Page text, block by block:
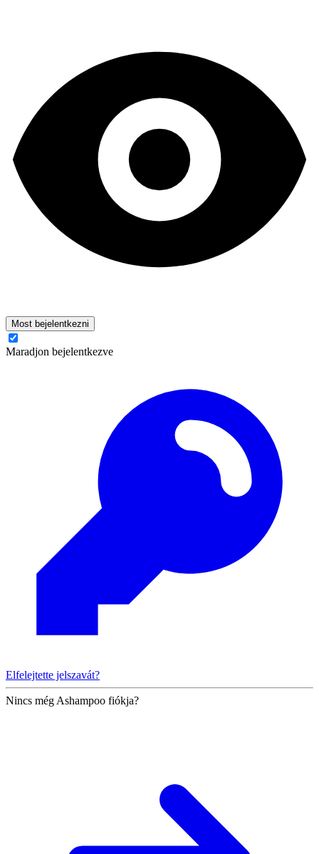
Most bejelentkezni
Maradjon bejelentkezve
Elfelejtette jelszavát?
Nincs még Ashampoo fiókja?